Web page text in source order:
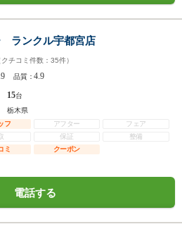
ランクル宇都宮店
クチコミ件数： 35件）
品質：4.9
15台
栃木県
フ
アフター
フェア
保証
整備
ミ
クーポン
電話する